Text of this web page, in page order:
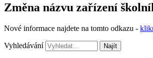
Změna názvu zařízení
Nové informace najdete na tomto odkazu -
Vyhledávání Najít